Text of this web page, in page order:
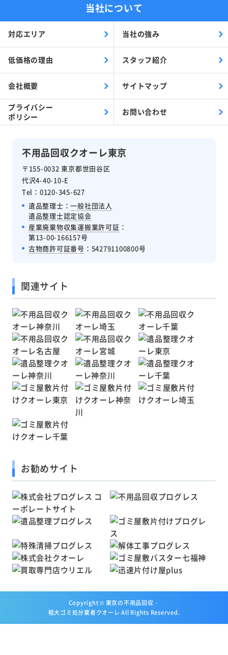
不用品回収クオーレ東京
〒155-0032 東京都世田谷区
代沢4-40-10-E
Tel：0120-345-627
遺品整理士：一般社団法人
遺品整理士認定協会
産業廃棄物収集運搬業許可証 ：
第13-00-166157号
古物商許可証番号 ：542791100800号
当社について
対応エリア 当社の強み
低価格の理由 スタッフ紹介
会社概要 サイトマップ
プライバシー
ポリシー
お問い合わせ
関連サイト
お勧めサイト
Copyright © 東京の不用品回収・
粗大ゴミ処分業者クオーレ All Rights Reserved.